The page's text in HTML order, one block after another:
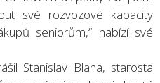
své rozvozové kapacity
seniorům,“ nabízí své
Stanislav Blaha, starosta